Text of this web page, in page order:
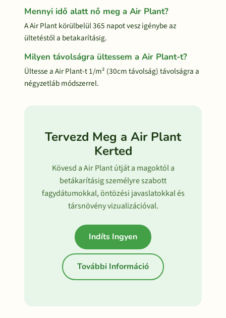
Mennyi idő alatt nő meg a Air Plant?
A Air Plant körülbelül 365 napot vesz igénybe az
ültetéstől a betakarításig.
Milyen távolságra ültessem a Air Plant-t?
Ültesse a Air Plant-t 1/m² (30cm távolság) távolságra a
négyzetláb módszerrel.
Tervezd Meg a Air Plant
Kerted
Kövesd a Air Plant útját a magoktól a
betákarításig személyre szabott
fagydátumokkal, öntözési javaslatokkal és
társnövény vizualizációval.
Indíts Ingyen
További Információ